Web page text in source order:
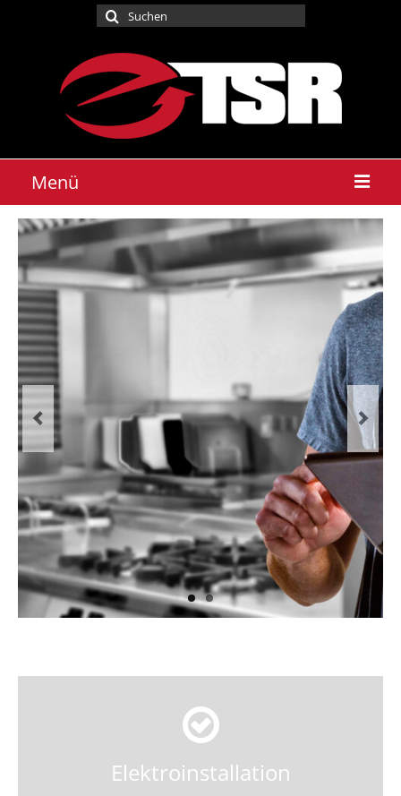
Suchen
Menü
STARTSEITE
ELEKTROTECHNIK
GROSSKÜCHENTECHNIK
Verkauf und Inbetriebnahme
Service und Reparatur
Wartung
KONTAKT
KARRIERE MACHEN
ELEKTRIKER
Elektroinstallation